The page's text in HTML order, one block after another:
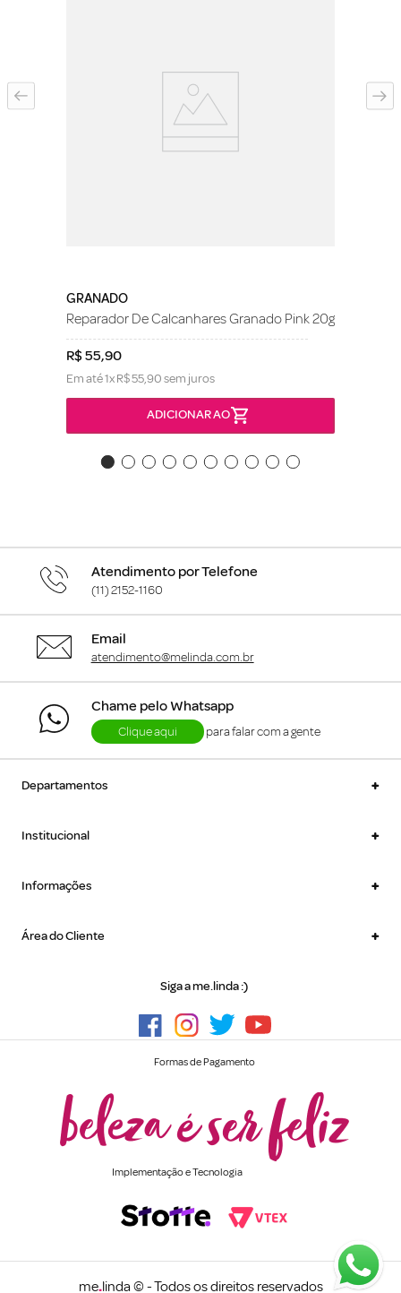
GRANADO
Reparador De Calcanhares Granado Pink 20g
R$55,90
Em até1xR$55,90sem juros
ADICIONAR AO
Atendimento por Telefone
(11) 2152-1160
Email
atendimento@melinda.com.br
Chame pelo Whatsapp
Clique aqui para falar com a gente
Departamentos +
Institucional +
Informações +
Área do Cliente +
Siga a me.linda :)
Formas de Pagamento
Implementação e Tecnologia
me.linda © - Todos os direitos reservados